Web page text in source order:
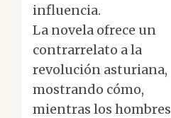
influencia.
La novela ofrece un
contrarrelato a la
revolución asturiana,
mostrando cómo,
mientras los hombres